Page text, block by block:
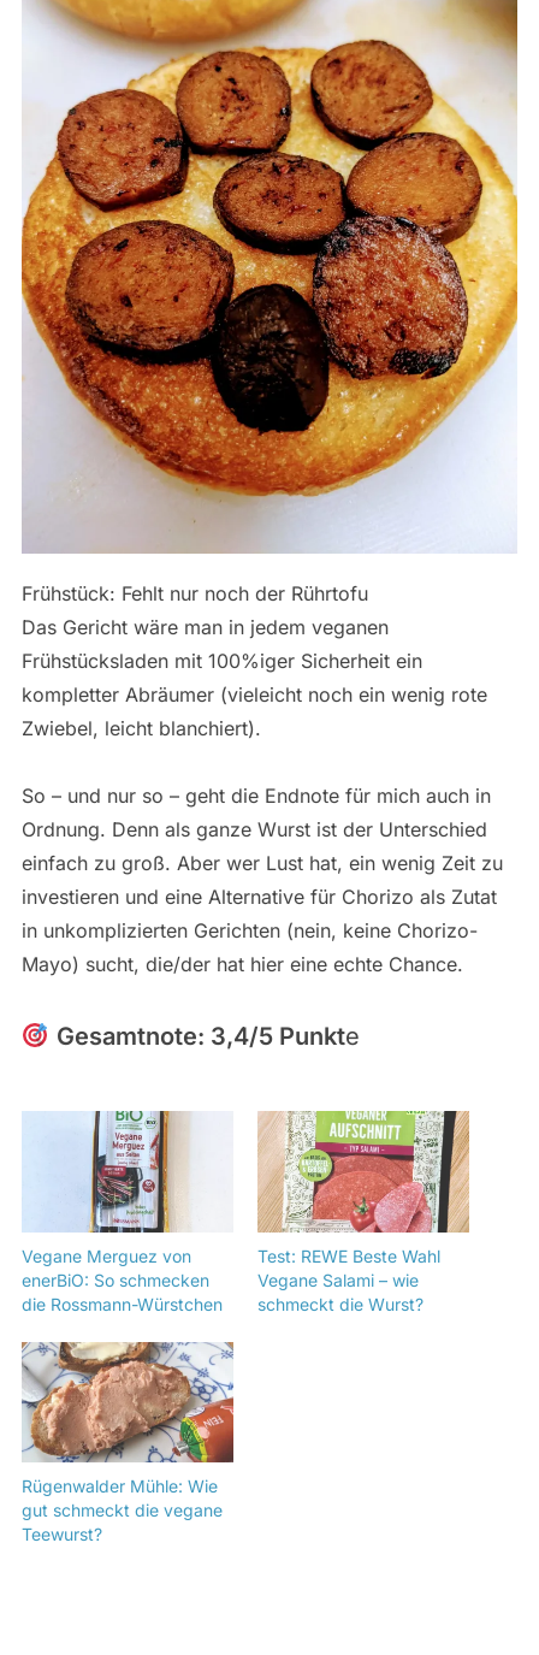
Frühstück: Fehlt nur noch der Rührtofu
Das Gericht wäre man in jedem veganen
Frühstücksladen mit 100%iger Sicherheit ein
kompletter Abräumer (vieleicht noch ein wenig rote
Zwiebel, leicht blanchiert).
So – und nur so – geht die Endnote für mich auch in
Ordnung. Denn als ganze Wurst ist der Unterschied
einfach zu groß. Aber wer Lust hat, ein wenig Zeit zu
investieren und eine Alternative für Chorizo als Zutat
in unkomplizierten Gerichten (nein, keine Chorizo-
Mayo) sucht, die/der hat hier eine echte Chance.
Gesamtnote: 3,4/5 Punkte
Vegane Merguez von
enerBiO: So schmecken
die Rossmann-Würstchen
Test: REWE Beste Wahl
Vegane Salami – wie
schmeckt die Wurst?
Rügenwalder Mühle: Wie
gut schmeckt die vegane
Teewurst?